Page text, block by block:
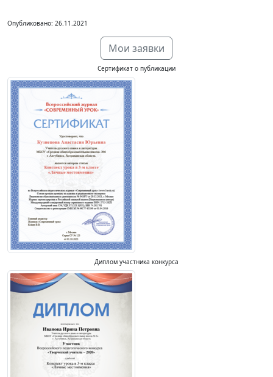
Опубликовано: 26.11.2021
Мои заявки
Сертификат о публикации
Диплом участника конкурса